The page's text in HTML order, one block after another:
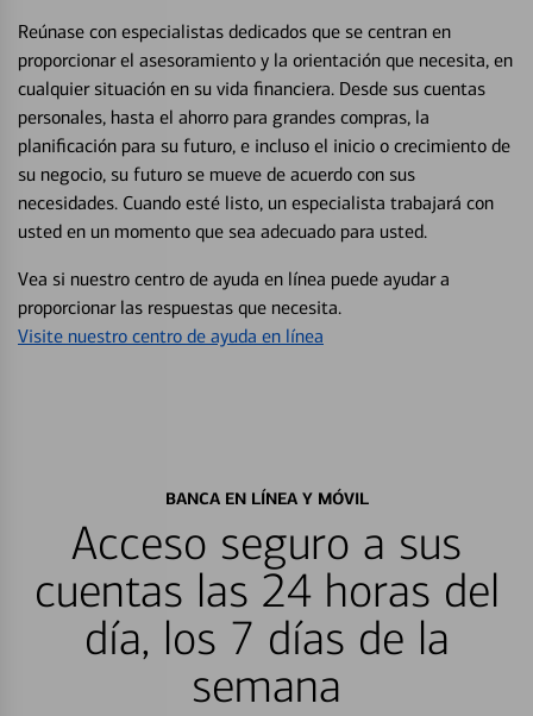
Reúnase con especialistas dedicados que se centran en
proporcionar el asesoramiento y la orientación que necesita, en
cualquier situación en su vida financiera. Desde sus cuentas
personales, hasta el ahorro para grandes compras, la
planificación para su futuro, e incluso el inicio o crecimiento de
su negocio, su futuro se mueve de acuerdo con sus
necesidades. Cuando esté listo, un especialista trabajará con
usted en un momento que sea adecuado para usted.
Vea si nuestro centro de ayuda en línea puede ayudar a
proporcionar las respuestas que necesita.
Visite nuestro centro de ayuda en línea
BANCA EN LÍNEA Y MÓVIL
Acceso seguro a sus
cuentas las 24 horas del
día, los 7 días de la
semana